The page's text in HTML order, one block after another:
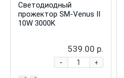
Светодиодный
прожектор SM-Venus II
10W 3000K
539.00 р.
+
-